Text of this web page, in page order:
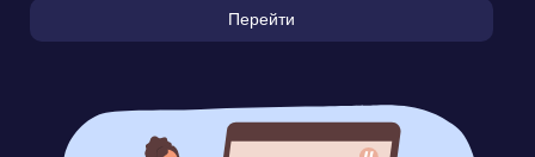
Перейти